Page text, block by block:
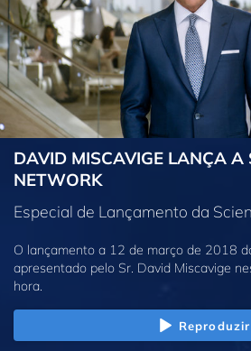
DAVID MISCAVIGE LANÇA A
NETWORK
Especial de Lançamento da
O lançamento a 12 de março de 2018
apresentado pelo Sr. David Miscavige
hora.
Reproduzir